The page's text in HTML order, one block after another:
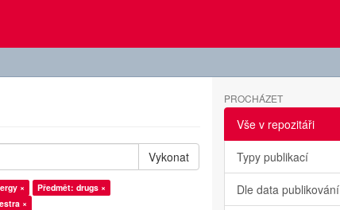
Vykonat
×
Předmět: drugs ×
×
PROCHÁZET
Vše v repozitáři
Typy publikací
Dle data publikování